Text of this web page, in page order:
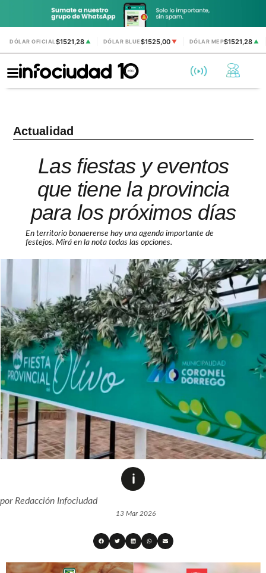
DÓLAR OFICIAL$1521,28 ▲ DÓLAR BLUE$1525,00 ▼ DÓLAR MEP$1521,28▲
Actualidad
Las fiestas y eventos
que tiene la provincia
para los próximos días
En territorio bonaerense hay una agenda importante de
festejos. Mirá en la nota todas las opciones.
porRedacción Infociudad
13 Mar 2026